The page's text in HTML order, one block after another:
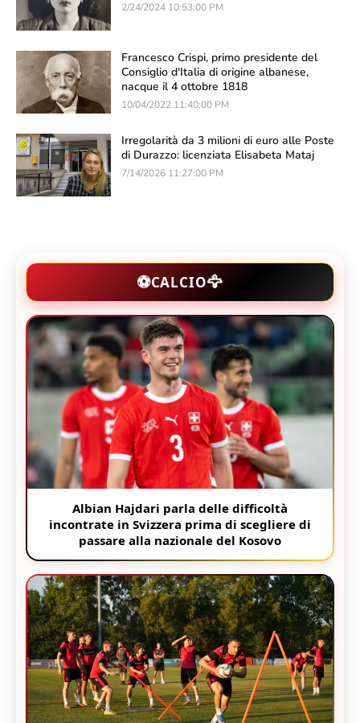
2/24/2024 10:53:00 PM
Francesco Crispi, primo presidente del
Consiglio d'Italia di origine albanese,
nacque il 4 ottobre 1818
10/04/2022 11:40:00 PM
Irregolarità da 3 milioni di euro alle Poste
di Durazzo: licenziata Elisabeta Mataj
7/14/2026 11:27:00 PM
⚽CALCIO🦅
Albian Hajdari parla delle difficoltà
incontrate in Svizzera prima di scegliere di
passare alla nazionale del Kosovo